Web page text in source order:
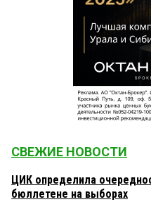
СВЕЖИЕ НОВОСТИ
ЦИК определила
бюллетене на выборах